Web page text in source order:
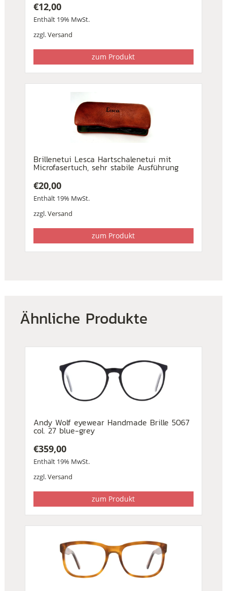
€12,00
Enthält 19% MwSt.
zzgl.Versand
zum Produkt
Brillenetui Lesca Hartschalenetui mit
Microfasertuch, sehr stabile Ausführung
€20,00
Enthält 19% MwSt.
zzgl.Versand
zum Produkt
Ähnliche Produkte
Andy Wolf eyewear Handmade Brille 5067
col. 27 blue-grey
€359,00
Enthält 19% MwSt.
zzgl.Versand
zum Produkt